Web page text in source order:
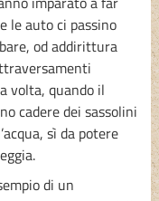
le auto ci passino
od addirittura
volta, quando il
cadere dei sassolini
sì da potere
di un